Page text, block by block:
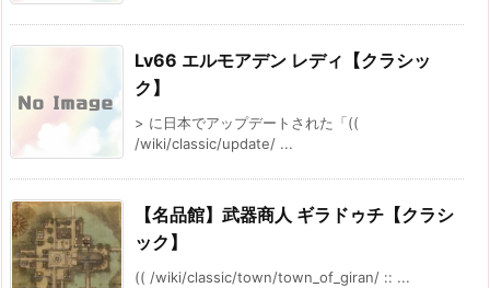
Lv66 エルモアデン レディ【クラシッ
ク】
> に日本でアップデートされた「((
/wiki/classic/update/ ...
【名品館】武器商人 ギラドゥチ【クラシ
ック】
(( /wiki/classic/town/town_of_giran/ :: ...